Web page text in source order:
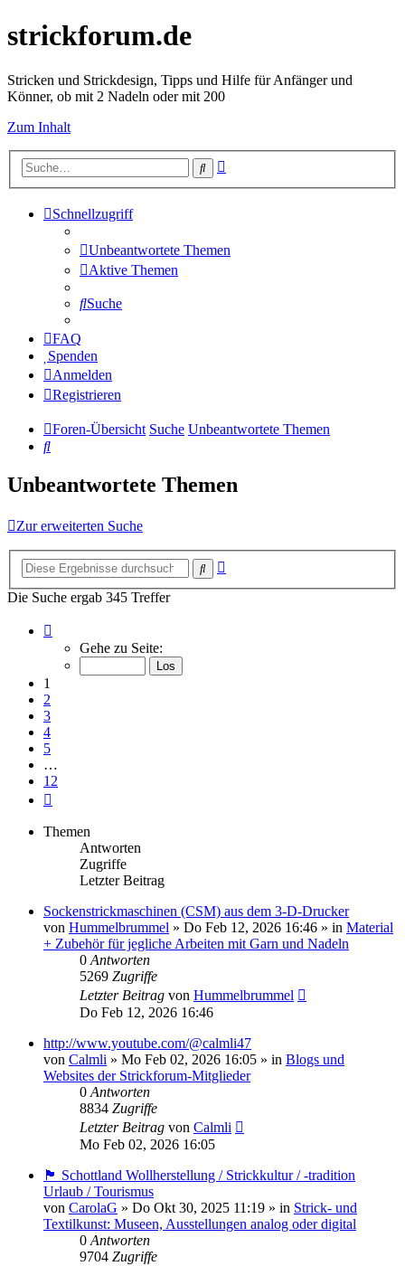
strickforum.de
Stricken und Strickdesign, Tipps und Hilfe für Anfänger und
Könner, ob mit 2 Nadeln oder mit 200
Zum Inhalt
Suche
Schnellzugriff
Unbeantwortete Themen
Aktive Themen
Suche
FAQ
Spenden
Anmelden
Registrieren
Foren-Übersicht Suche Unbeantwortete Themen
Suche
Unbeantwortete Themen
Zur erweiterten Suche
Suche
Die Suche ergab 345 Treffer
von
Gehe zu Seite:
1
2
3
4
5
…
12
Themen
Antworten
Zugriffe
Letzter Beitrag
Sockenstrickmaschinen (CSM) aus dem 3-D-Drucker
von Hummelbrummel » Do Feb 12, 2026 16:46 » in Material
+ Zubehör für jegliche Arbeiten mit Garn und Nadeln
0 Antworten
5269 Zugriffe
Letzter Beitrag von Hummelbrummel
Do Feb 12, 2026 16:46
http://www.youtube.com/@calmli47
von Calmli » Mo Feb 02, 2026 16:05 » in Blogs und
Websites der Strickforum-Mitglieder
0 Antworten
8834 Zugriffe
Letzter Beitrag von Calmli
Mo Feb 02, 2026 16:05
🏴󠁧󠁢󠁳󠁣󠁴󠁿 Schottland Wollherstellung / Strickkultur / -tradition
Urlaub / Tourismus
von CarolaG » Do Okt 30, 2025 11:19 » in Strick- und
Textilkunst: Museen, Ausstellungen analog oder digital
0 Antworten
9704 Zugriffe